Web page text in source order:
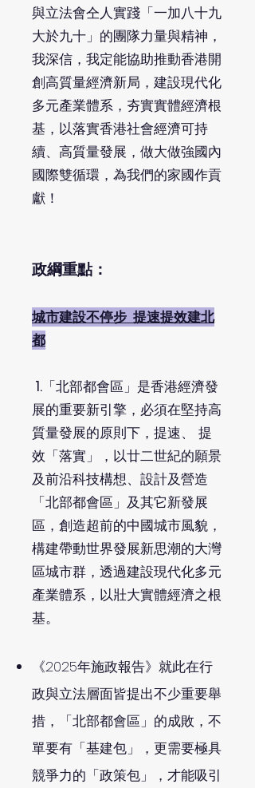
與立法會仝人實踐「一加八十九
大於九十」的團隊力量與精神，
我深信，我定能協助推動香港開
創高質量經濟新局，建設現代化
多元產業體系，夯實實體經濟根
基，以落實香港社會經濟可持
續、高質量發展，做大做強國內
國際雙循環，為我們的家國作貢
獻！
政綱重點：
城市建設不停步 提速提效建北
都
1. 「北部都會區」是香港經濟發
展的重要新引擎，必須在堅持高
質量發展的原則下，提速、 提
效「落實」，以廿二世紀的願景
及前沿科技構想、設計及營造
「北部都會區」及其它新發展
區，創造超前的中國城市風貌，
構建帶動世界發展新思潮的大灣
區城市群，透過建設現代化多元
產業體系，以壯大實體經濟之根
基。
《2025年施政報告》就此在行
政與立法層面皆提出不少重要舉
措，「北部都會區」的成敗，不
單要有「基建包」，更需要極具
競爭力的「政策包」，才能吸引